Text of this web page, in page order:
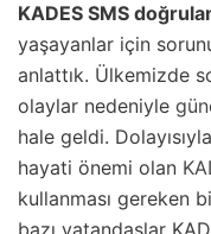
KADES SMS
yaşayanlar için
anlattık. Ülkemizde
olaylar nedeniyle
hale geldi.
hayati önemi olan
kullanması gereken
bazı vatandaşlar